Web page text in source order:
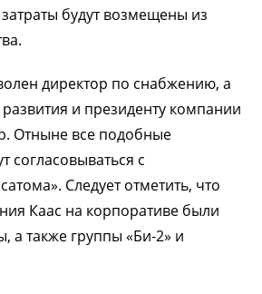
будут возмещены из
директор по снабжению, а
и президенту компании
Отныне все подобные
согласовываться с
Следует отметить, что
Каас на корпоративе были
а также группы «Би-2» и